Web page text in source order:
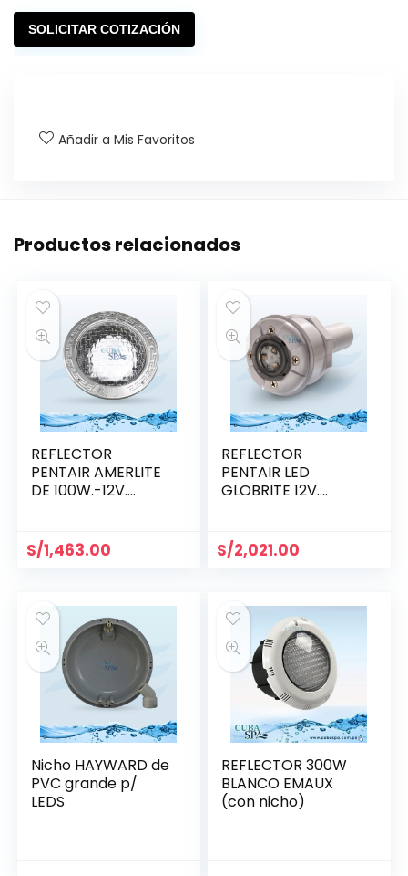
SOLICITAR COTIZACIÓN
Añadir a Mis Favoritos
Productos relacionados
REFLECTOR
PENTAIR AMERLITE
DE 100W.-12V.
S/1,463.00
REFLECTOR
PENTAIR LED
GLOBRITE 12V.
S/2,021.00
Nicho HAYWARD de
PVC grande p/
LEDS
REFLECTOR 300W
BLANCO EMAUX
(con nicho)